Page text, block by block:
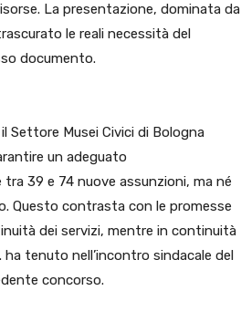
La presentazione, dominata da
le reali necessità del
documento.
Musei Civici di Bologna
un adeguato
39 e 74 nuove assunzioni, ma né
Questo contrasta con le promesse
dei servizi, mentre in continuità
ha tenuto nell’incontro sindacale del
concorso.